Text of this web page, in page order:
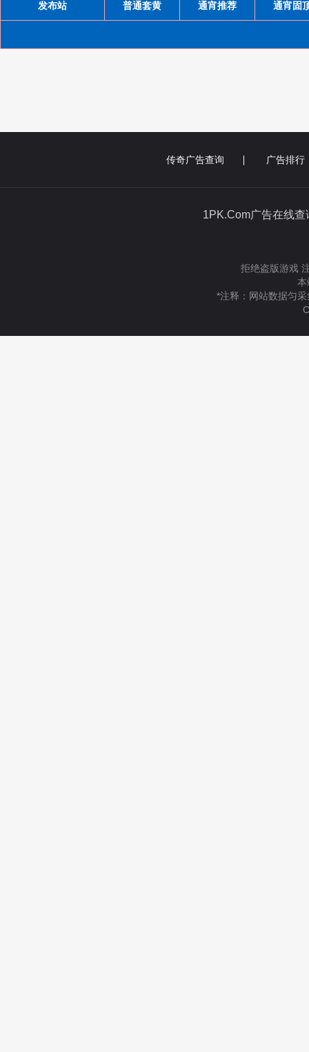
发布站 普通套黄 通宵推荐 通宵固
传奇广告查询 广告排行
1PK.Com广告在
拒绝盗版游戏
本
*注释：网站数据匀